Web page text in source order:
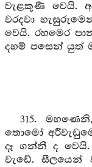
වැළකුණී වෙයි.
වරදවා
වෙයි. රහමෙර
දහම් පසෙන් යුත්
315.
තොමෝ
දෑ ගන්නී ද
වැඩේ. සීලයෙන්